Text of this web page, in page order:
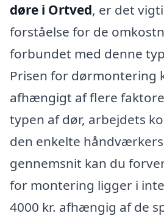
døre i Ortved, er det
forståelse for de
forbundet med denne
Prisen for dørmontering
afhængigt af flere
typen af dør, arbejdets
den enkelte
gennemsnit kan du
for montering ligger i
4000 kr. afhængig af de